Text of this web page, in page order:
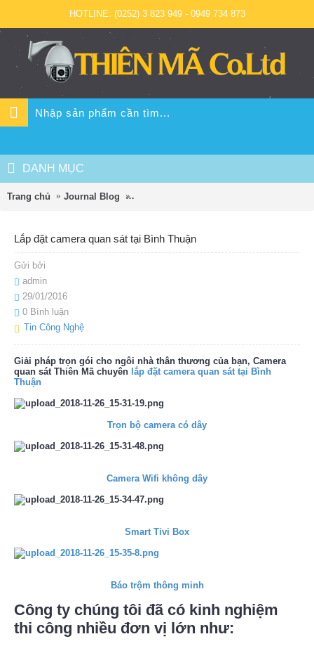
HOTLINE: (0252) 3 823 949 - 0949 734 873
DANH MỤC
Trang chủ Journal Blog Lắp đặt camera quan sát tại Bình Thuận
Lắp đặt camera quan sát tại Bình Thuận
Gửi bởi
admin
29/01/2016
0 Bình luận
Tin Công Nghệ
Giải pháp trọn gói cho ngôi nhà thân thương của bạn, Camera
quan sát Thiên Mã chuyên lắp đặt camera quan sát tại Bình
Thuận
Trọn bộ camera có dây
Camera Wifi không dây
Smart Tivi Box
Báo trộm thông minh
Công ty chúng tôi đã có kinh nghiệm
thi công nhiều đơn vị lớn như: